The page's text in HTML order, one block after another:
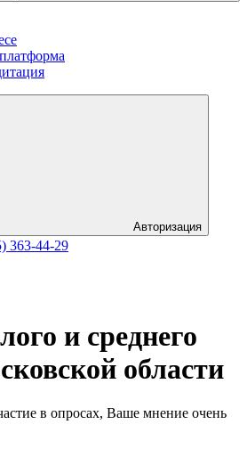
Авторизация
363-44-29
и среднего
области
в опросах, Ваше мнение очень